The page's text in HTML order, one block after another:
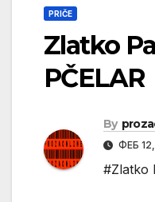
PRIČE
Zlatko
PČELAR
By
ФЕБ
#Zlatko